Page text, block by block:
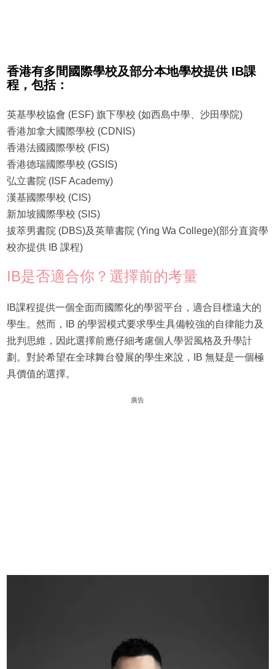
香港有多間國際學校及部分本地學校提供 IB課
程，包括：
英基學校協會 (ESF) 旗下學校 (如西島中學、沙田學院)
香港加拿大國際學校 (CDNIS)
香港法國國際學校 (FIS)
香港德瑞國際學校 (GSIS)
弘立書院 (ISF Academy)
漢基國際學校 (CIS)
新加坡國際學校 (SIS)
拔萃男書院 (DBS)及英華書院 (Ying Wa College)(部分直資學
校亦提供 IB 課程)
IB是否適合你？選擇前的考量
IB課程提供一個全面而國際化的學習平台，適合目標遠大的
學生。然而，IB 的學習模式要求學生具備較強的自律能力及
批判思維，因此選擇前應仔細考慮個人學習風格及升學計
劃。對於希望在全球舞台發展的學生來說，IB 無疑是一個極
具價值的選擇。
廣告